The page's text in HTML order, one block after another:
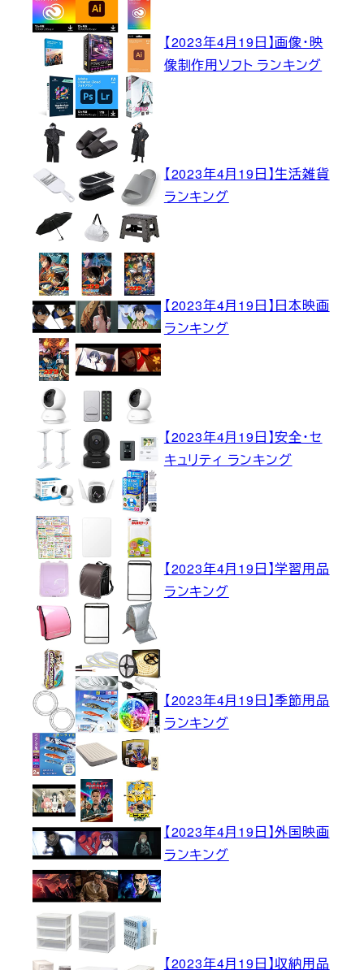
【2023年4月19日】画像・映
像制作用ソフト ランキング
【2023年4月19日】生活雑貨
ランキング
【2023年4月19日】日本映画
ランキング
【2023年4月19日】安全・セ
キュリティ ランキング
【2023年4月19日】学習用品
ランキング
【2023年4月19日】季節用品
ランキング
【2023年4月19日】外国映画
ランキング
【2023年4月19日】収納用品